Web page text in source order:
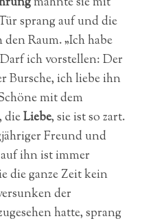
sprang auf und die
Raum. „Ich habe
ich vorstellen: Der
Bursche, ich liebe ihn
mit dem
dieLiebe, sie ist so zart.
Freund und
ihn ist immer
die ganze Zeit kein
der
hatte, sprang